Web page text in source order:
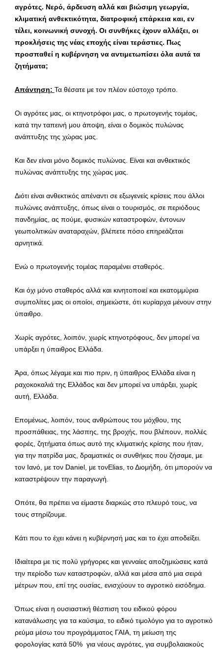
αγρότες. Νερό, άρδευση αλλά και βιώσιμη γεωργία,
κλιματική ανθεκτικότητα, διατροφική επάρκεια και, εν
τέλει, κοινωνική συνοχή. Οι συνθήκες έχουν αλλάξει, οι
προκλήσεις της νέας εποχής είναι τεράστιες. Πως
προσπαθεί η κυβέρνηση να αντιμετωπίσει όλα αυτά τα
ζητήματα;
Απάντηση: Τα θέσατε με τον πλέον εύστοχο τρόπο.
Οι αγρότες μας, οι κτηνοτρόφοι μας, ο πρωτογενής τομέας,
κατά την ταπεινή μου άποψη, είναι ο δομικός πυλώνας
ανάπτυξης της χώρας μας.
Και δεν είναι μόνο δομικός πυλώνας. Είναι και ανθεκτικός
πυλώνας ανάπτυξης της χώρας μας.
Διότι είναι ανθεκτικός απέναντι σε εξωγενείς κρίσεις που άλλοι
πυλώνες ανάπτυξης, όπως είναι ο τουρισμός, σε περιόδους
πανδημίας, ας πούμε, φυσικών καταστροφών, έντονων
γεωπολιτικών αναταραχών, βλέπετε πόσο επηρεάζεται
αρνητικά.
Ενώ ο πρωτογενής τομέας παραμένει σταθερός.
Και όχι μόνο σταθερός αλλά και κινητοποιεί και εκατομμύρια
συμπολίτες μας οι οποίοι, σημειώστε, ότι κυρίαρχα μένουν στην
ύπαιθρο.
Χωρίς αγρότες, λοιπόν, χωρίς κτηνοτρόφους, δεν μπορεί να
υπάρξει η ύπαιθρος Ελλάδα.
Άρα, όπως λέγαμε και πιο πριν, η ύπαιθρος Ελλάδα είναι η
ραχοκοκαλιά της Ελλάδος και δεν μπορεί να υπάρξει, χωρίς
αυτή, Ελλάδα.
Επομένως, λοιπόν, τους ανθρώπους του μόχθου, της
προσπάθειας, της λάσπης, της βροχής, που βλέπουν, πολλές
φορές, ζητήματα όπως αυτό της κλιματικής κρίσης που ήταν,
για την πατρίδα μας, δραματικές οι συνθήκες που ζήσαμε, με
τον Ιανό, με τον Daniel, με τονElias, το Διομήδη, ότι μπορούν να
καταστρέψουν την παραγωγή.
Οπότε, θα πρέπει να είμαστε διαρκώς στο πλευρό τους, να
τους στηρίζουμε.
Κάτι που το έχει κάνει η κυβέρνησή μας και το έχει αποδείξει.
Ιδιαίτερα με τις πολύ γρήγορες και γενναίες αποζημιώσεις κατά
την περίοδο των καταστροφών, αλλά και μέσα από μια σειρά
μέτρων που, επί της ουσίας, ενισχύουν το αγροτικό εισόδημα.
Όπως είναι η ουσιαστική θέσπιση του ειδικού φόρου
κατανάλωσης για τα καύσιμα, το ειδικό τιμολόγιο για το αγροτικό
ρεύμα μέσω του προγράμματος ΓΑΙΑ, τη μείωση της
φορολογίας κατά 50% για νέους αγρότες, για συμβολαιακούς